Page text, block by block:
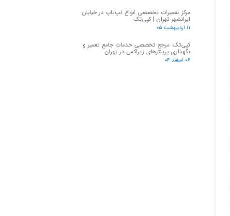
مرکز تعمیرات تخصصی انواع لپ‌تاپ در خیابان
ایرانشهر تهران | کپی‌تِک
۱۱ اردیبهشت ۰۵
کپی‌تک: مرجع تخصصی خدمات جامع تعمیر و
نگهداری پرینترهای زیراکس در تهران
۰۶ اسفند ۰۴